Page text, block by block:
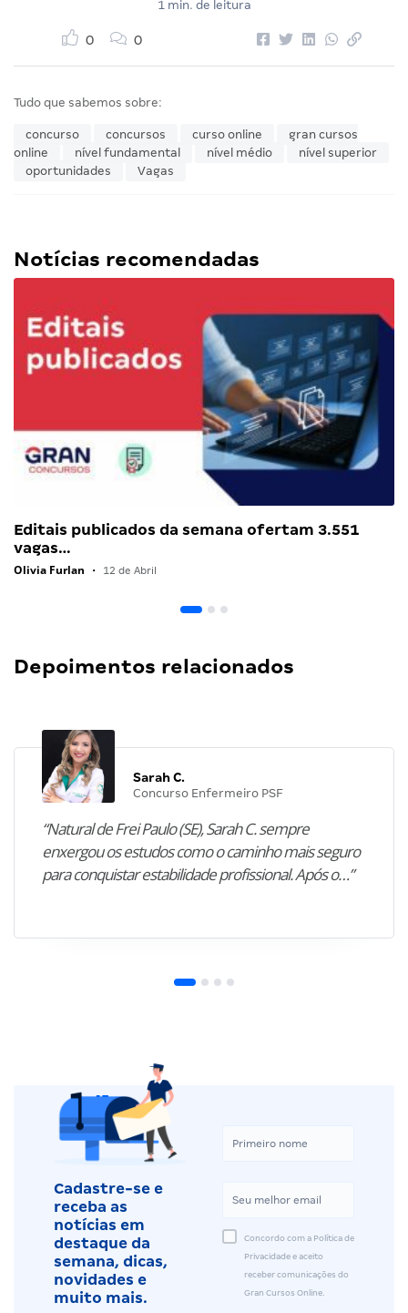
1 min. de leitura
0 0
Tudo que sabemos sobre:
concurso concursos curso online
gran cursos
online
nível fundamental nível médio
nível superior
oportunidades
Vagas
Notícias recomendadas
Editais publicados da semana ofertam 3.551
vagas…
Olivia Furlan • 12 de Abril
Depoimentos relacionados
Sarah C.
Concurso Enfermeiro PSF
“Natural de Frei Paulo (SE), Sarah C. sempre
enxergou os estudos como o caminho mais seguro
para conquistar estabilidade profissional. Após o…”
Cadastre-se e
receba as
notícias em
destaque da
semana, dicas,
novidades e
muito mais.
Concordo com a Política de
Privacidade e aceito
receber comunicações do
Gran Cursos Online.